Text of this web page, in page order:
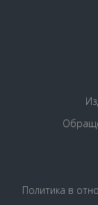
Политика в